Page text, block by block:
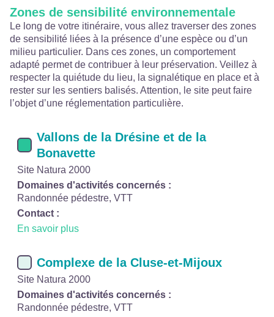
Zones de sensibilité environnementale
Le long de votre itinéraire, vous allez traverser des zones
de sensibilité liées à la présence d’une espèce ou d’un
milieu particulier. Dans ces zones, un comportement
adapté permet de contribuer à leur préservation. Veillez à
respecter la quiétude du lieu, la signalétique en place et à
rester sur les sentiers balisés. Attention, le site peut faire
l’objet d’une réglementation particulière.
Vallons de la Drésine et de la
Bonavette
Site Natura 2000
Domaines d'activités concernés :
Randonnée pédestre, VTT
Contact :
En savoir plus
Complexe de la Cluse-et-Mijoux
Site Natura 2000
Domaines d'activités concernés :
Randonnée pédestre, VTT